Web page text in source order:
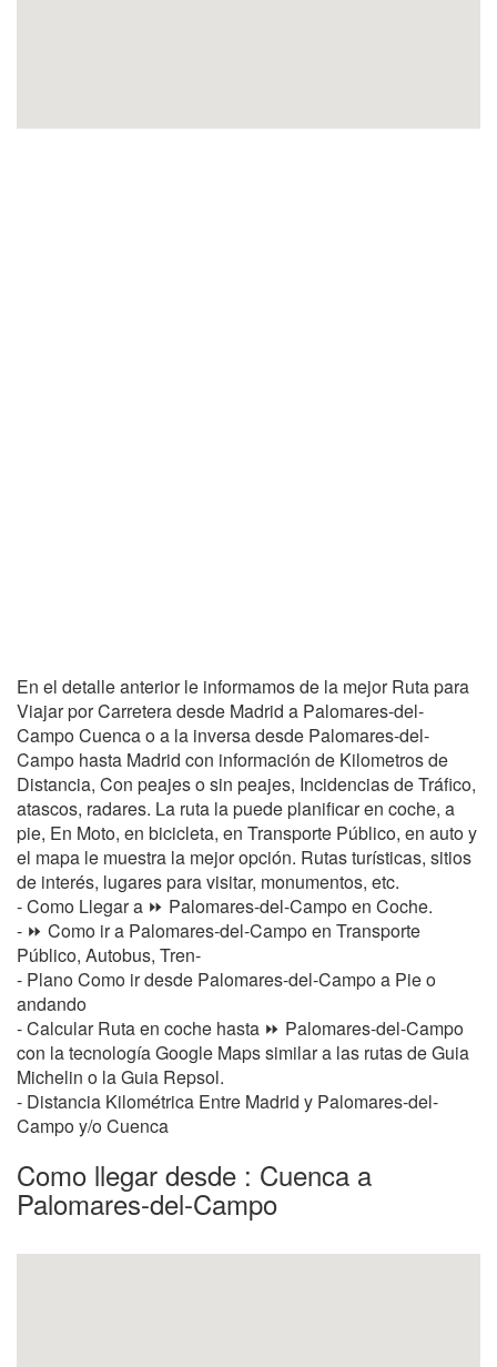
En el detalle anterior le informamos de la mejor Ruta para
Viajar por Carretera desde Madrid a Palomares-del-
Campo Cuenca o a la inversa desde Palomares-del-
Campo hasta Madrid con información de Kilometros de
Distancia, Con peajes o sin peajes, Incidencias de Tráfico,
atascos, radares. La ruta la puede planificar en coche, a
pie, En Moto, en bicicleta, en Transporte Público, en auto y
el mapa le muestra la mejor opción. Rutas turísticas, sitios
de interés, lugares para visitar, monumentos, etc.
- Como Llegar a ⏩ Palomares-del-Campo en Coche.
- ⏩ Como ir a Palomares-del-Campo en Transporte
Público, Autobus, Tren-
- Plano Como ir desde Palomares-del-Campo a Pie o
andando
- Calcular Ruta en coche hasta ⏩ Palomares-del-Campo
con la tecnología Google Maps similar a las rutas de Guia
Michelin o la Guia Repsol.
- Distancia Kilométrica Entre Madrid y Palomares-del-
Campo y/o Cuenca
Como llegar desde : Cuenca a
Palomares-del-Campo